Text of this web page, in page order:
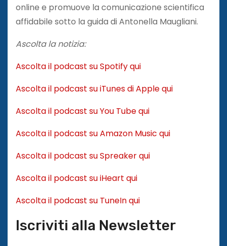
online e promuove la comunicazione scientifica
affidabile sotto la guida di Antonella Maugliani.
Ascolta la notizia:
Ascolta il podcast su Spotify qui
Ascolta il podcast su iTunes di Apple qui
Ascolta il podcast su You Tube qui
Ascolta il podcast su Amazon Music qui
Ascolta il podcast su Spreaker qui
Ascolta il podcast su iHeart qui
Ascolta il podcast su TuneIn qui
Iscriviti alla Newsletter